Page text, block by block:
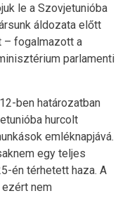
le a Szovjetunióba
áldozata előtt
– fogalmazott a
parlamenti
ben határozatban
hurcolt
emléknapjává.
egy teljes
én térhetett haza. A
nem